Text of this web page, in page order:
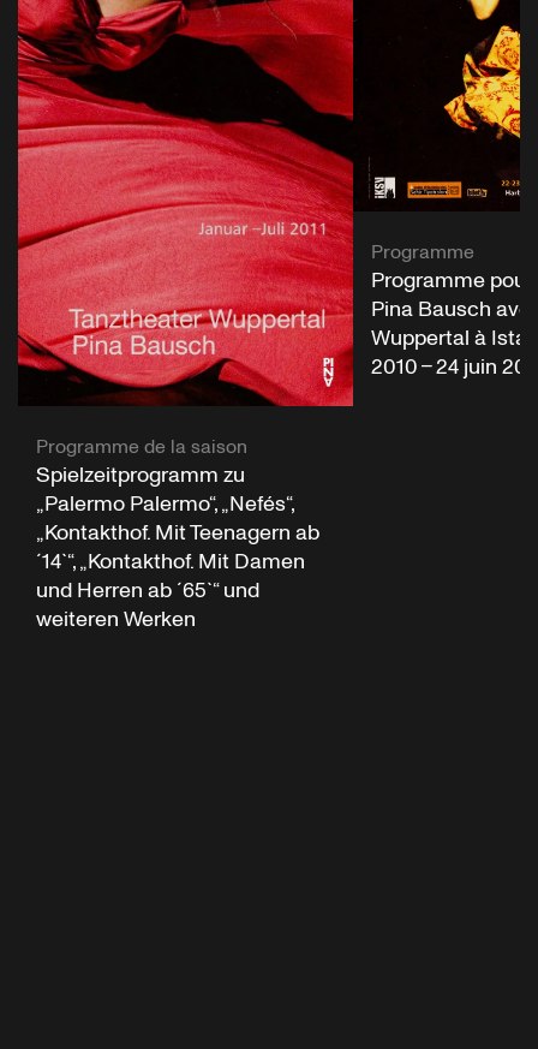
Programme de la saison
Spielzeitprogramm zu
„Palermo Palermo“, „Nefés“,
„Kontakthof. Mit Teenagern ab
´14`“, „Kontakthof. Mit Damen
und Herren ab ´65`“ und
weiteren Werken
Programme
Programme pour
Pina Bausch
Wuppertal à
2010 – 24 juin